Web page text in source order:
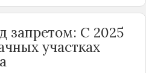
запретом: С 2025
участках